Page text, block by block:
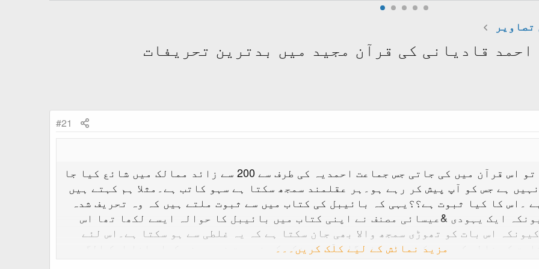
تصاویر
احمد قادیانی کی قرآن مجید میں بدترین تحریفات
#21
جناب تحریف کرنی ہوتی تو اس قرآن میں کی جاتی جس جماعت احمدیہ کی طرف سے 200 سے زائد ممالک میں شائع کیا جا
ہے جس کو آپ پیش کر رہے ہو۔ہر عقلمند سمجھ سکتا ہے سہو کاتب ہے۔مثلا ہم کہتے ہیں
۔اس کا کیا ثبوت ہے؟؟یہی کہ بائیبل کی کتاب میں سے ثبوت ملتے ہیں کہ وہ تحریف شدہ
ایک یہودی &عیسائی مصنف نے اپنی کتاب میں بائیبل کا حوالہ ایسے لکھا تھا اس
اس بات کو تھوڑی سمجھ والا بھی جان سکتا ہے کہ یہ غلطی سے ہو سکتا ہے۔اس لئے
کی غلطی کو دور کر دیا جائے گا۔ آپ کو فکر کی ضرورت نہیں۔نہ کیا جانا ایک الگ
مزید نمائش کے لیے کلک کریں۔۔۔